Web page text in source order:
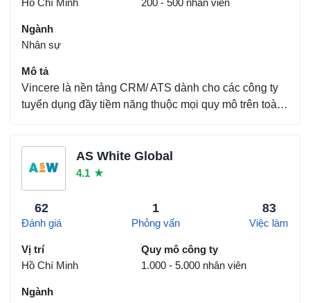
Hồ Chí Minh
200 - 500 nhân viên
Ngành
Nhân sự
Mô tả
Vincere là nền tảng CRM/ ATS dành cho các công ty
tuyển dụng đầy tiềm năng thuộc mọi quy mô trên toàn
thống của Vincere được thiết kế đặc biệt dành c...
AS White Global
4.1 ★
62
Đánh giá
1
Phỏng vấn
83
Việc làm
Vị trí
Hồ Chí Minh
Quy mô công ty
1.000 - 5.000 nhân viên
Ngành